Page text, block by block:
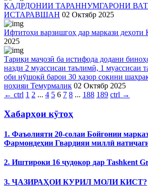
ҚАДРДОНИИ ТАРАННУМГАРОНИ
ИСТАРАВШАН 02 Октябр 2025
Ифтитоҳи варзишгоҳ дар маркази деҳоти
2025
Тариқи маҷозӣ ба истифода додани
назди 2 муассисаи таълимӣ, 1 муассисаи
оби нӯшокӣ барои 30 ҳазор сокини
ноҳияи Темурмалик 02 Октябр 2025
← ctrl 1 2 ... 4 5 6 7 8 ... 188 189 ctrl →
Хабарҳои кӯтоҳ
1. Фаъолияти 20-солаи Бойгонии
Фармондеҳии Гвардияи миллӣ
2. Иштироки 16 ҷудокор дар Tashkent
3. ҶАЗИРАҲОИ КУРИЛ МОЛИ КИСТ?